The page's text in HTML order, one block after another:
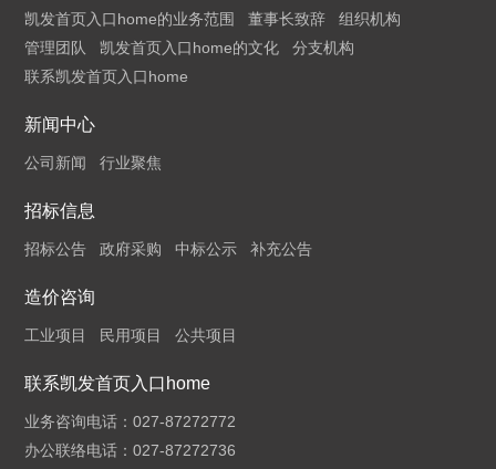
凯发首页入口home的业务范围
董事长致辞
组织机构
管理团队
凯发首页入口home的文化
分支机构
联系凯发首页入口home
新闻中心
公司新闻 行业聚焦
招标信息
招标公告 政府采购 中标公示 补充公告
造价咨询
工业项目 民用项目 公共项目
联系凯发首页入口home
业务咨询电话：027-87272772
办公联络电话：027-87272736